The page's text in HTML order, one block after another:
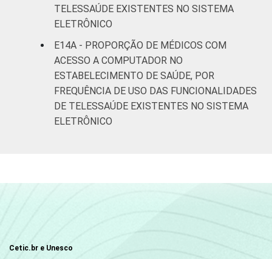
TELESSAÚDE EXISTENTES NO SISTEMA
ELETRÔNICO
E14A - PROPORÇÃO DE MÉDICOS COM
ACESSO A COMPUTADOR NO
ESTABELECIMENTO DE SAÚDE, POR
FREQUÊNCIA DE USO DAS FUNCIONALIDADES
DE TELESSAÚDE EXISTENTES NO SISTEMA
ELETRÔNICO
Cetic.br e Unesco